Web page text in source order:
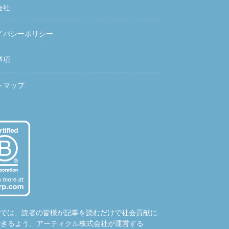
社
バシーポリシー
項
マップ
は、読者の皆様が記事を読むだけで社会貢献に
るよう、アーティクル株式会社が運営する